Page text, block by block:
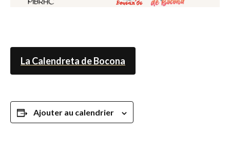
La Calendreta de Bocona
Ajouter au calendrier